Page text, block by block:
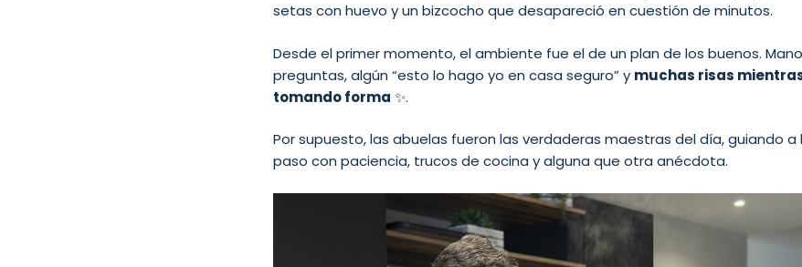
setas con huevo y un bizcocho que desapareció en cuestión de minutos.
Desde el primer momento, el ambiente fue el de un plan de los buenos.
preguntas, algún “esto lo hago yo en casa seguro” y muchas risas
tomando forma ✨.
Por supuesto, las abuelas fueron las verdaderas maestras del día, guiando
paso con paciencia, trucos de cocina y alguna que otra anécdota.